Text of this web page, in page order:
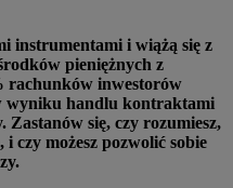
instrumentami i wiążą się z
pieniężnych z
rachunków inwestorów
wyniku handlu kontraktami
Zastanów się, czy rozumiesz,
czy możesz pozwolić sobie